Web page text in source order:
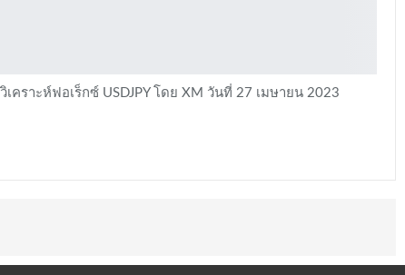
วิเคราะห์ฟอเร็กซ์ USDJPY โดย XM วันที่ 27 เมษายน 2023